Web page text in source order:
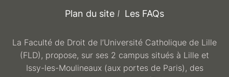
Plan du site
Les FAQs
La Faculté de Droit de l’Université Catholique de Lille
(FLD), propose, sur ses 2 campus situés à Lille et
Issy-les-Moulineaux (aux portes de Paris), des